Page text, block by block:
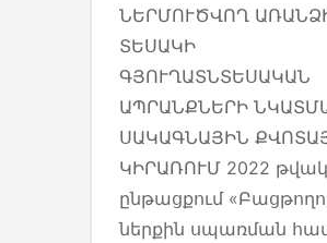
ՆԵՐՄՈՒԾՎՈՂ
ՏԵՍԱԿԻ
ԳՅՈՒՂԱՏՆՏԵՍԱԿԱՆ
ԱՊՐԱՆՔՆԵՐԻ
ՍԱԿԱԳՆԱՅԻՆ
ԿԻՐԱՌՈՒՄ 2022
ընթացքում
ներքին սպառման